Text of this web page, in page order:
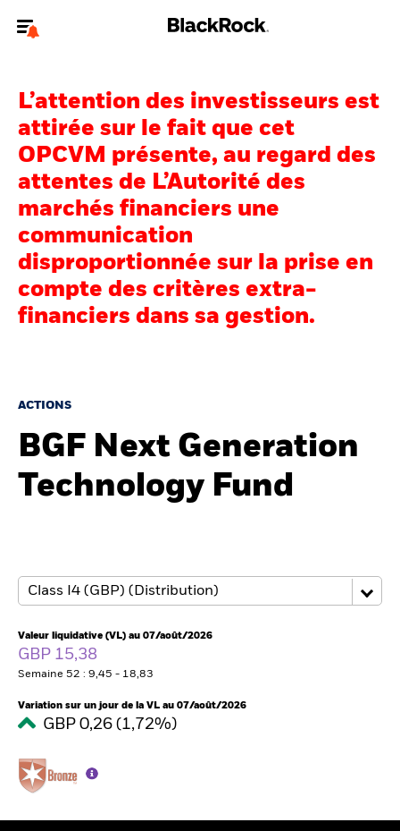
Pour accéder directement à un autre site BlackRock, veuillez mettre à
jourvotre type d'utilisateur
Nous connaître
Produits
Thèmes
Education
France
BlackRock
Notre société
L’attention des investisseurs est
attirée sur le fait que cet
OPCVM présente, au regard des
attentes de L’Autorité des
marchés financiers une
communication
disproportionnée sur la prise en
compte des critères extra-
financiers dans sa gestion.
ACTIONS
BGF Next Generation
Technology Fund
Valeur liquidative (VL) au 07/août/2026
GBP 15,38
Semaine 52 : 9,45 - 18,83
Variation sur un jour de la VL au 07/août/2026
GBP 0,26 (1,72%)